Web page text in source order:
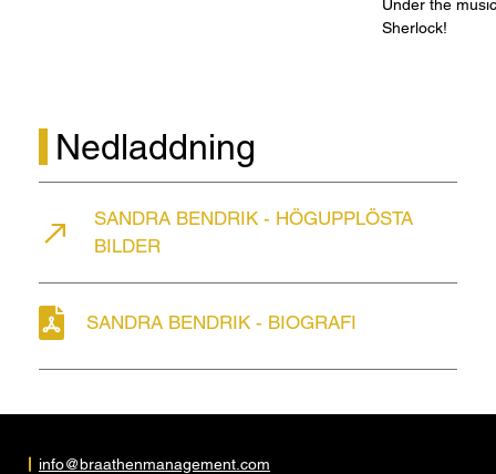
Berglunds stipendiefond, Lisbeth Håkanssons
minnesfond, Ruth Ottermans stipendiefond,
November 2025
Under the
Sherlock!
Nedladdning
SANDRA BENDRIK - HÖGUPPLÖSTA
BILDER
SANDRA BENDRIK - BIOGRAFI
info@braathenmanagement.com